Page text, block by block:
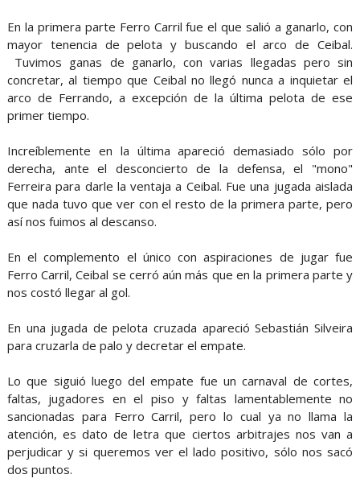
En la primera parte Ferro Carril fue el que salió a ganarlo, con
mayor tenencia de pelota y buscando el arco de Ceibal.
Tuvimos ganas de ganarlo, con varias llegadas pero sin
concretar, al tiempo que Ceibal no llegó nunca a inquietar el
arco de Ferrando, a excepción de la última pelota de ese
primer tiempo.
Increíblemente en la última apareció demasiado sólo por
derecha, ante el desconcierto de la defensa, el "mono"
Ferreira para darle la ventaja a Ceibal. Fue una jugada aislada
que nada tuvo que ver con el resto de la primera parte, pero
así nos fuimos al descanso.
En el complemento el único con aspiraciones de jugar fue
Ferro Carril, Ceibal se cerró aún más que en la primera parte y
nos costó llegar al gol.
En una jugada de pelota cruzada apareció Sebastián Silveira
para cruzarla de palo y decretar el empate.
Lo que siguió luego del empate fue un carnaval de cortes,
faltas, jugadores en el piso y faltas lamentablemente no
sancionadas para Ferro Carril, pero lo cual ya no llama la
atención, es dato de letra que ciertos arbitrajes nos van a
perjudicar y si queremos ver el lado positivo, sólo nos sacó
dos puntos.